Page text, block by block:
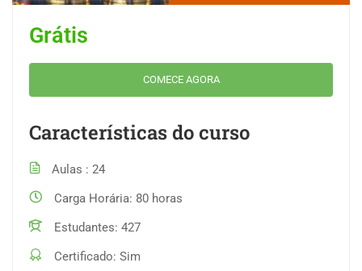
Grátis
COMECE AGORA
Características do curso
Aulas
24
Carga Horária 80 horas
Estudantes 427
Certificado Sim